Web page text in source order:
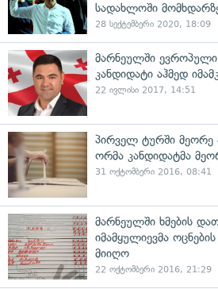
სადახლოში
28 სექტემბერი 2020, 18:09
მარნეულში
კანდიდატი აჰმედ
22 ივლისი 2017, 14:51
პირველ ტურში მეორე
ორმა კანდიდატმა
31 ოქტომბერი 2016, 08:41
მარნეულში ხმების
იმამყულიევმა
მიიღო
22 ოქტომბერი 2016, 21:29